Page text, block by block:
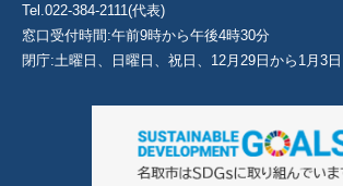
Tel.022-384-2111(代表)
窓口受付時間:午前9時から午後4時30分
閉庁:土曜日、日曜日、祝日、12月29日から1月3日